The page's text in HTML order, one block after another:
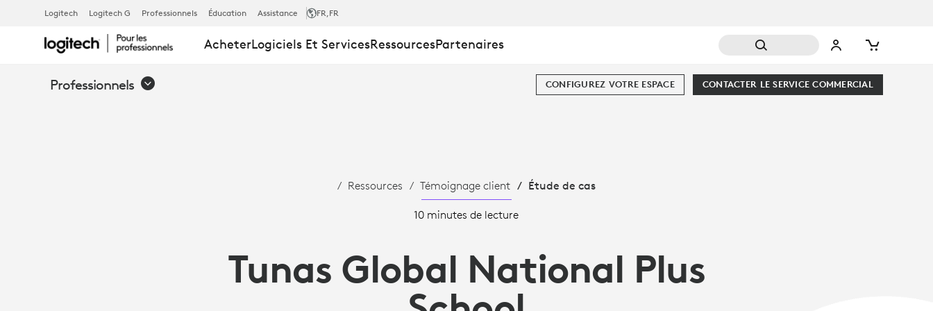
ÉTUDE
DE
Logitech Logitech G Professionnels Éducation Assistance FR,FR
AcheterLogiciels Et ServicesRessourcesPartenaires
Professionnels CONTACTER LE SERVICE COMMERCIAL
CONFIGUREZ VOTRE ESPACE
Ressources Témoignage client Étude de cas
10 minutes de lecture
Tunas Global National Plus